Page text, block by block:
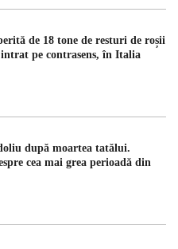
de 18 tone de resturi de roșii
pe contrasens, în Italia
după moartea tatălui.
cea mai grea perioadă din